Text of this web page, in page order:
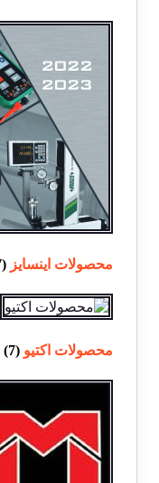
محصولات اینسایز(7)
محصولات اکتیو(7)